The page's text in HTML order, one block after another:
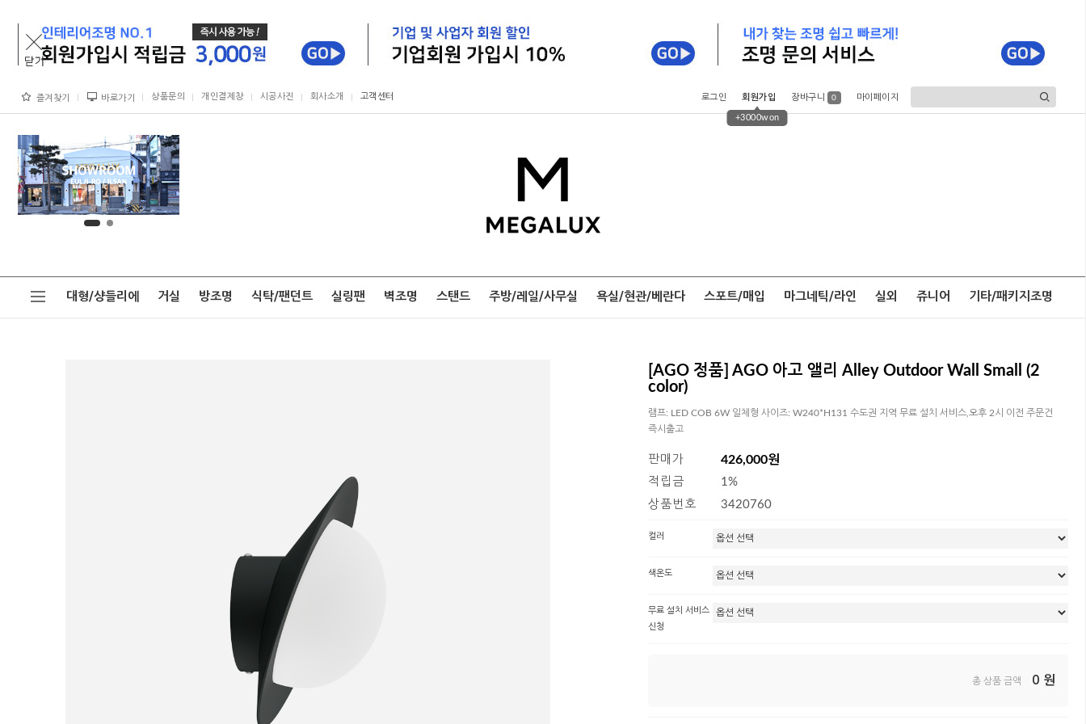
즐겨찾기 바로가기 상품문의 개인결제창 시공사진 회사소개 고객센터 로그인 회원가입
+3000won
장바구니 0 마이페이지
대형/샹들리에 거실 방조명 식탁/팬던트 실링팬 벽조명 스탠드 주방/레일/사무실 욕실/현관/베란다 스포트/매입 마그네틱/라인 실외 쥬니어 기타/패키지조명
[AGO 정품] AGO 아고 앨리 Alley Outdoor Wall Small (2
color)
램프: LED COB 6W 일체형 사이즈: W240*H131 수도권 지역 무료 설치 서비스,오후 2시 이전 주문건
즉시출고
판매가 426,000원
적립금
1%
상품번호
3420760
컬러
색온도
무료 설치 서비스
신청
총 상품 금액 0 원